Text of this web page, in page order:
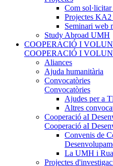
Com
Projectes KA2
Seminari web
Study Abroad UMH
COOPERACIÓ I
COOPERACIÓ I
Aliances
Ajuda humanitària
Convocatòries
Convocatòries
Ajudes per a
Altres
Cooperació aI
Cooperació aI
Convenis de
La UMH i
Projectes